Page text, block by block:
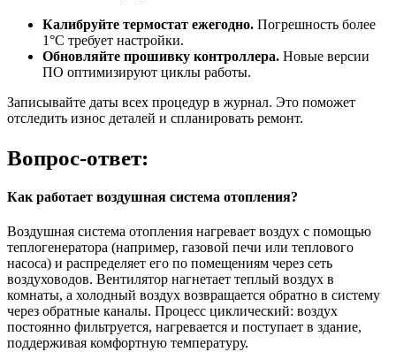
Калибруйте термостат ежегодно. Погрешность более
1°C требует настройки.
Обновляйте прошивку контроллера. Новые версии
ПО оптимизируют циклы работы.
Записывайте даты всех процедур в журнал. Это поможет
отследить износ деталей и спланировать ремонт.
Вопрос-ответ:
Как работает воздушная система отопления?
Воздушная система отопления нагревает воздух с помощью
теплогенератора (например, газовой печи или теплового
насоса) и распределяет его по помещениям через сеть
воздуховодов. Вентилятор нагнетает теплый воздух в
комнаты, а холодный воздух возвращается обратно в систему
через обратные каналы. Процесс циклический: воздух
постоянно фильтруется, нагревается и поступает в здание,
поддерживая комфортную температуру.